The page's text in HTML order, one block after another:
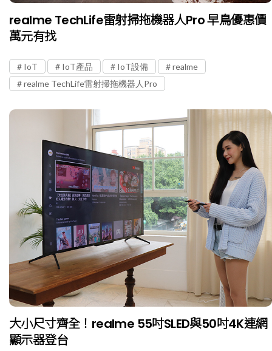
realme TechLife雷射掃拖機器人Pro 早鳥優惠價
萬元有找
IoT IoT產品 IoT設備
realme
realme TechLife雷射掃拖機器人Pro
大小尺寸齊全！realme 55吋SLED與50吋4K連網
顯示器登台